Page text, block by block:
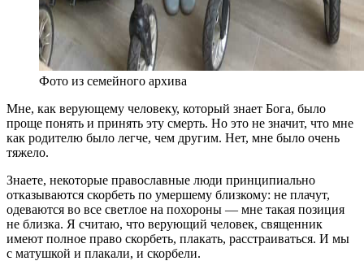
Фото из семейного архива
Мне, как верующему человеку, который знает Бога, было
проще понять и принять эту смерть. Но это не значит, что мне
как родителю было легче, чем другим. Нет, мне было очень
тяжело.
Знаете, некоторые православные люди принципиально
отказываются скорбеть по умершему близкому: не плачут,
одеваются во все светлое на похороны — мне такая позиция
не близка. Я считаю, что верующий человек, священник
имеют полное право скорбеть, плакать, расстраиваться. И мы
с матушкой и плакали, и скорбели.